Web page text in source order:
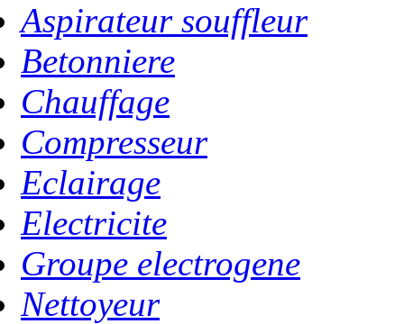
Aspirateur souffleur
Betonniere
Chauffage
Compresseur
Eclairage
Electricite
Groupe electrogene
Nettoyeur